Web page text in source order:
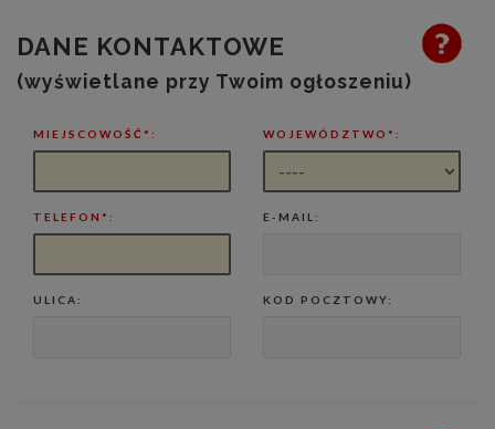
DANE KONTAKTOWE
(wyświetlane przy Twoim ogłoszeniu)
MIEJSCOWOŚĆ*: WOJEWÓDZTWO*:
TELEFON*: E-MAIL:
ULICA: KOD POCZTOWY: